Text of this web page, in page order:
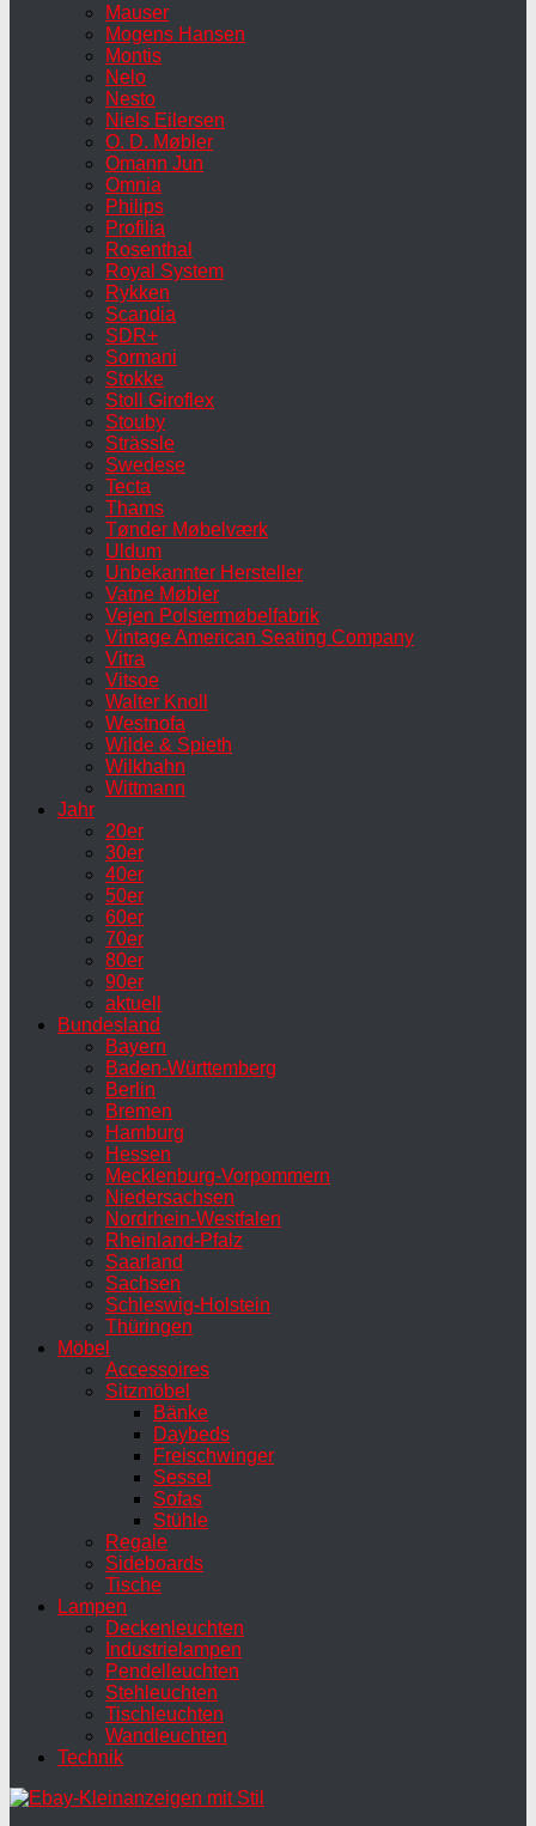
Mauser
Mogens Hansen
Montis
Nelo
Nesto
Niels Eilersen
O. D. Møbler
Omann Jun
Omnia
Philips
Profilia
Rosenthal
Royal System
Rykken
Scandia
SDR+
Sormani
Stokke
Stoll Giroflex
Stouby
Strässle
Swedese
Tecta
Thams
Tønder Møbelværk
Uldum
Unbekannter Hersteller
Vatne Møbler
Vejen Polstermøbelfabrik
Vintage American Seating Company
Vitra
Vitsoe
Walter Knoll
Westnofa
Wilde & Spieth
Wilkhahn
Wittmann
Jahr
20er
30er
40er
50er
60er
70er
80er
90er
aktuell
Bundesland
Bayern
Baden-Württemberg
Berlin
Bremen
Hamburg
Hessen
Mecklenburg-Vorpommern
Niedersachsen
Nordrhein-Westfalen
Rheinland-Pfalz
Saarland
Sachsen
Schleswig-Holstein
Thüringen
Möbel
Accessoires
Sitzmöbel
Bänke
Daybeds
Freischwinger
Sessel
Sofas
Stühle
Regale
Sideboards
Tische
Lampen
Deckenleuchten
Industrielampen
Pendelleuchten
Stehleuchten
Tischleuchten
Wandleuchten
Technik